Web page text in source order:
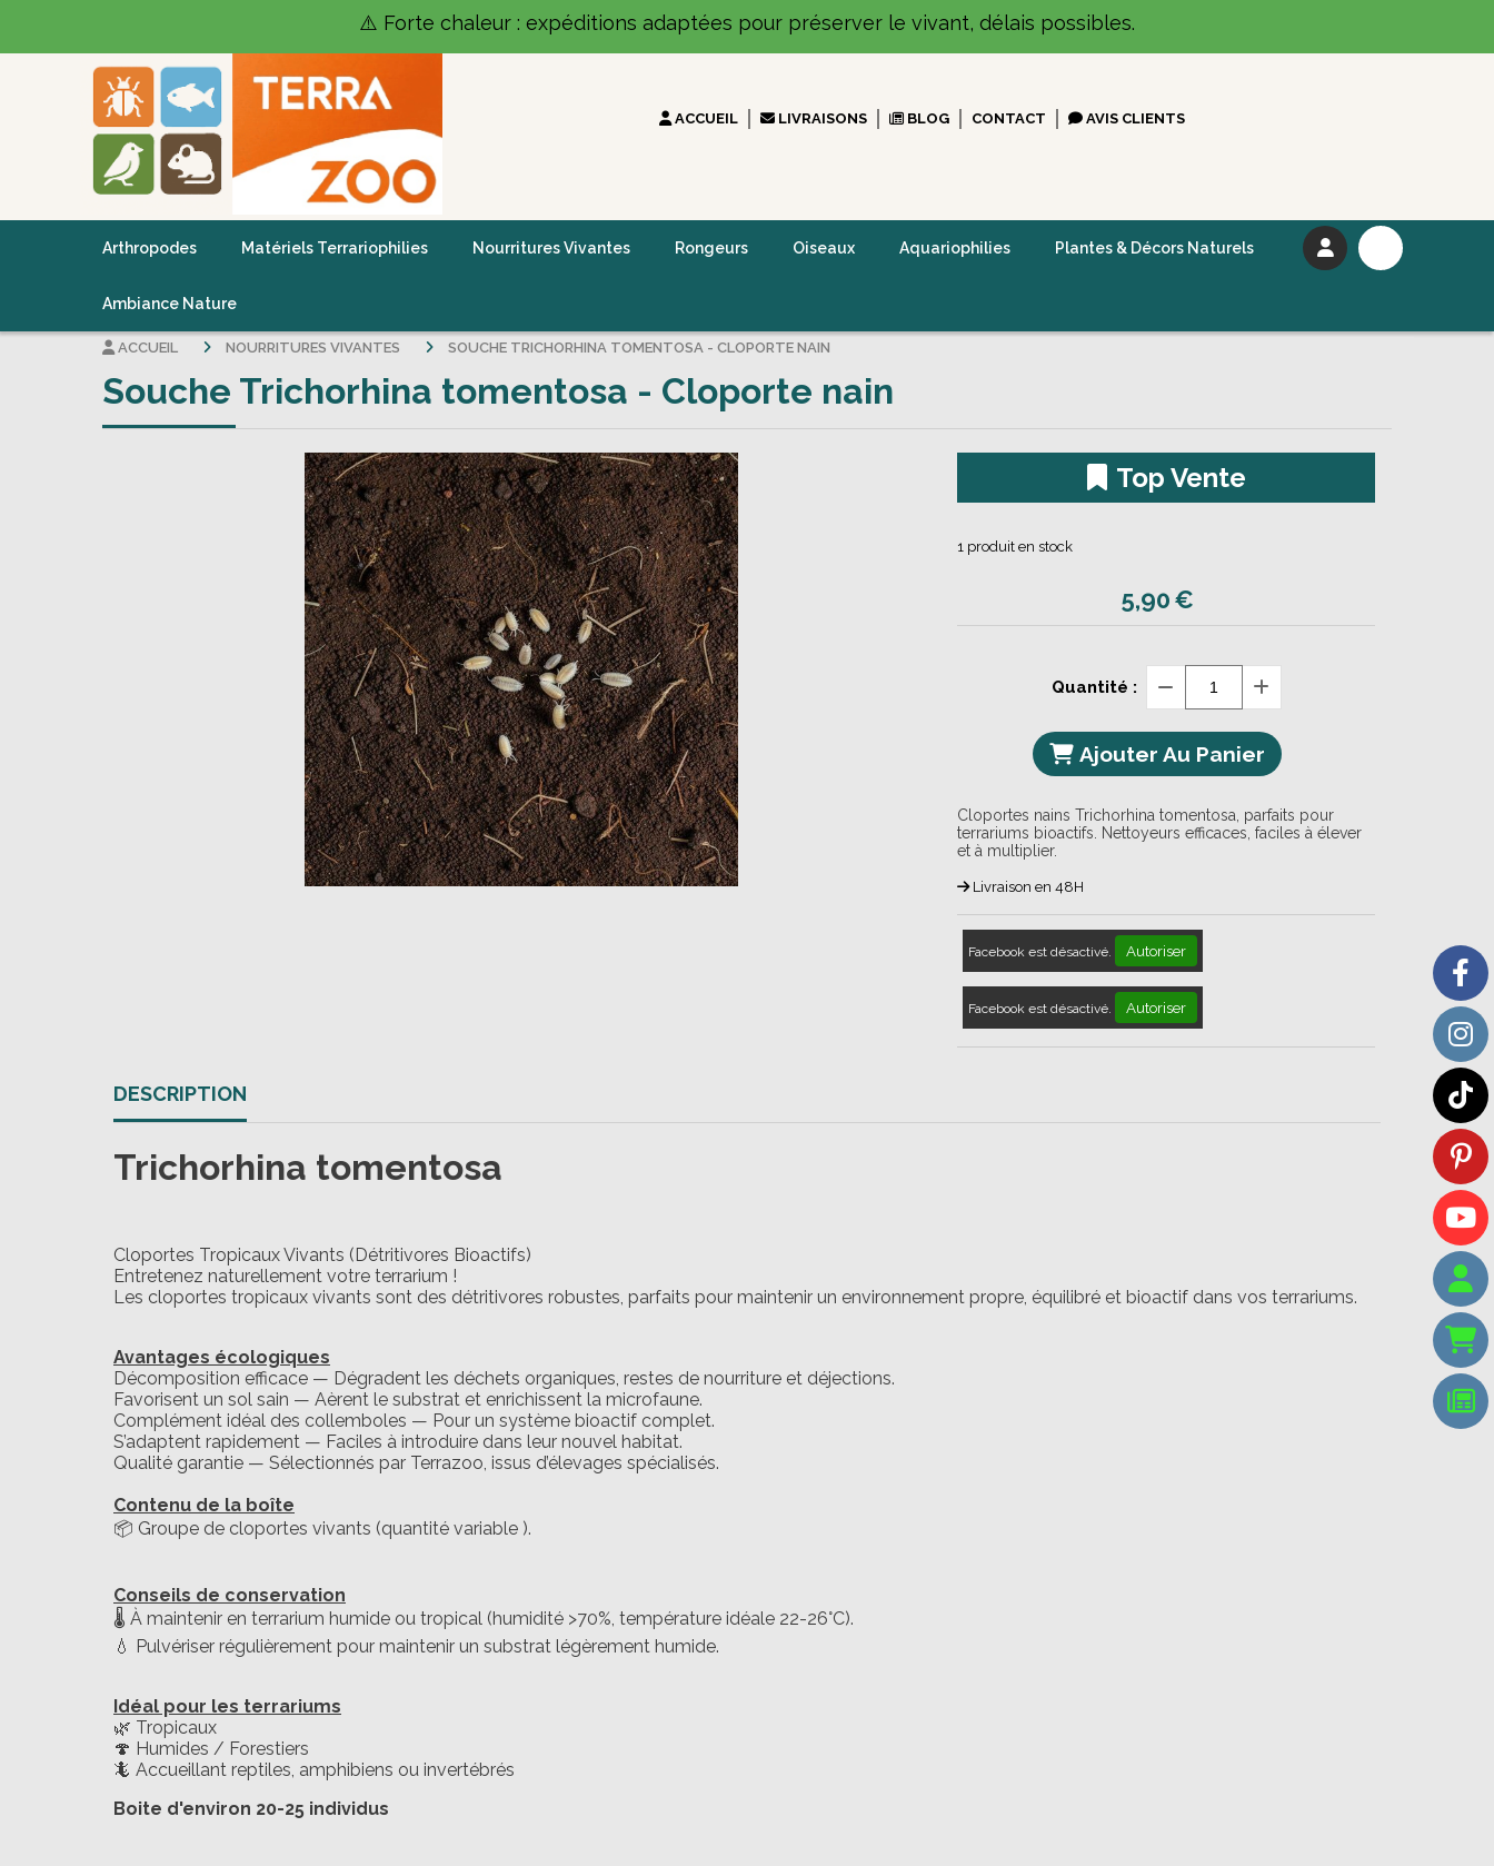
⚠️ Forte chaleur : expéditions adaptées pour préserver le vivant, délais possibles.
ACCUEIL LIVRAISONS BLOG CONTACT AVIS CLIENTS
Arthropodes Matériels Terrariophilies Nourritures Vivantes Rongeurs Oiseaux Aquariophilies Plantes & Décors Naturels
Ambiance Nature
ACCUEIL NOURRITURES VIVANTES SOUCHE TRICHORHINA TOMENTOSA - CLOPORTE NAIN
Souche Trichorhina tomentosa - Cloporte nain
Top Vente
5,90€
1 produit en stock
Quantité :
Ajouter Au Panier
Cloportes nains Trichorhina tomentosa, parfaits pour
terrariums bioactifs. Nettoyeurs efficaces, faciles à élever
et à multiplier.
Livraison en 48H
Facebook est désactivé. Autoriser
Facebook est désactivé. Autoriser
DESCRIPTION
Trichorhina tomentosa
Cloportes Tropicaux Vivants (Détritivores Bioactifs)
Entretenez naturellement votre terrarium !
Les cloportes tropicaux vivants sont des détritivores robustes, parfaits pour maintenir un environnement propre, équilibré et bioactif dans vos terrariums.
Avantages écologiques
Décomposition efficace — Dégradent les déchets organiques, restes de nourriture et déjections.
Favorisent un sol sain — Aèrent le substrat et enrichissent la microfaune.
Complément idéal des collemboles — Pour un système bioactif complet.
S’adaptent rapidement — Faciles à introduire dans leur nouvel habitat.
Qualité garantie — Sélectionnés par Terrazoo, issus d’élevages spécialisés.
Contenu de la boîte
📦 Groupe de cloportes vivants (quantité variable ).
Conseils de conservation
🌡️ À maintenir en terrarium humide ou tropical (humidité >70%, température idéale 22-26°C).
💧 Pulvériser régulièrement pour maintenir un substrat légèrement humide.
Idéal pour les terrariums
🌿 Tropicaux
🍄 Humides / Forestiers
🦎 Accueillant reptiles, amphibiens ou invertébrés
Boite d'environ 20-25 individus